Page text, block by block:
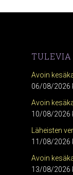
Avoin
06/08/2026
Avoin
10/08/2026
Läheisten
11/08/2026
Avoin
13/08/2026